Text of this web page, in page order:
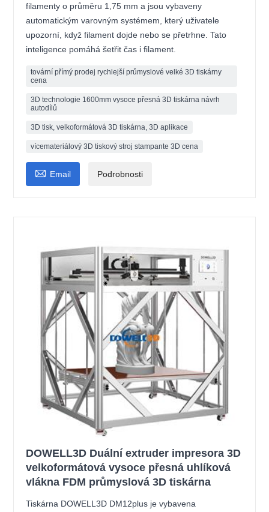
filamenty o průměru 1,75 mm a jsou vybaveny
automatickým varovným systémem, který uživatele
upozorní, když filament dojde nebo se přetrhne. Tato
inteligence pomáhá šetřit čas i filament.
tovární přímý prodej rychlejší průmyslové velké 3D tiskárny
cena
3D technologie 1600mm vysoce přesná 3D tiskárna návrh
autodílů
3D tisk, velkoformátová 3D tiskárna, 3D aplikace
vícemateriálový 3D tiskový stroj stampante 3D cena
 Email Podrobnosti
DOWELL3D Duální extruder impresora 3D
velkoformátová vysoce přesná uhlíková
vlákna FDM průmyslová 3D tiskárna
Tiskárna DOWELL3D DM12plus je vybavena